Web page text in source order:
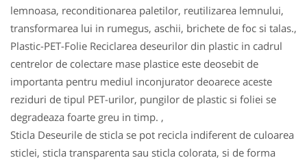
lemnoasa, reconditionarea paletilor, reutilizarea lemnului,
transformarea lui in rumegus, aschii, brichete de foc si talas.,
Plastic-PET-Folie Reciclarea deseurilor din plastic in cadrul
centrelor de colectare mase plastice este deosebit de
importanta pentru mediul inconjurator deoarece aceste
reziduri de tipul PET-urilor, pungilor de plastic si foliei se
degradeaza foarte greu in timp. ,
Sticla Deseurile de sticla se pot recicla indiferent de culoarea
sticlei, sticla transparenta sau sticla colorata, si de forma